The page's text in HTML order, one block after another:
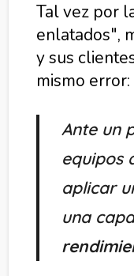
Tal vez por
enlatados",
y sus
mismo error:
Ante un
equipos
aplicar
una